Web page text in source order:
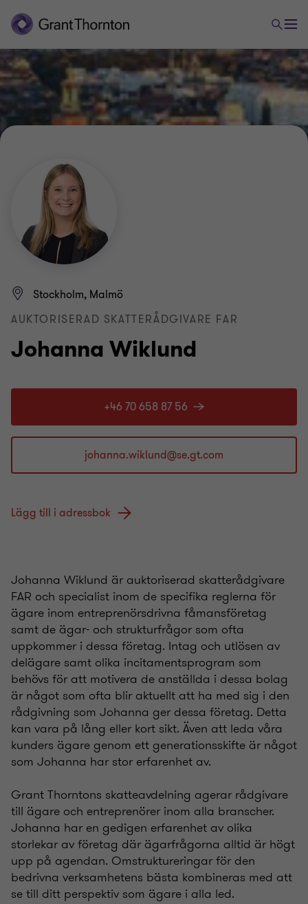
Johanna Wiklund
Stockholm, Malmö
AUKTORISERAD SKATTERÅDGIVARE FAR
+46 70 658 87 56
Lägg till i adressbok
Johanna Wiklund är auktoriserad skatterådgivare
FAR och specialist inom de specifika reglerna för
ägare inom entreprenörsdrivna fåmansföretag
samt de ägar- och strukturfrågor som ofta
uppkommer i dessa företag. Intag och utlösen av
delägare samt olika incitamentsprogram som
behövs för att motivera de anställda i dessa bolag
är något som ofta blir aktuellt att ha med sig i den
rådgivning som Johanna ger dessa företag. Detta
kan vara på lång eller kort sikt. Även att leda våra
kunders ägare genom ett generationsskifte är något
som Johanna har stor erfarenhet av.
Grant Thorntons skatteavdelning agerar rådgivare
till ägare och entreprenörer inom alla branscher.
Johanna har en gedigen erfarenhet av olika
storlekar av företag där ägarfrågorna alltid är högt
upp på agendan. Omstruktureringar för den
bedrivna verksamhetens bästa kombineras med att
se till ditt perspektiv som ägare i alla led.